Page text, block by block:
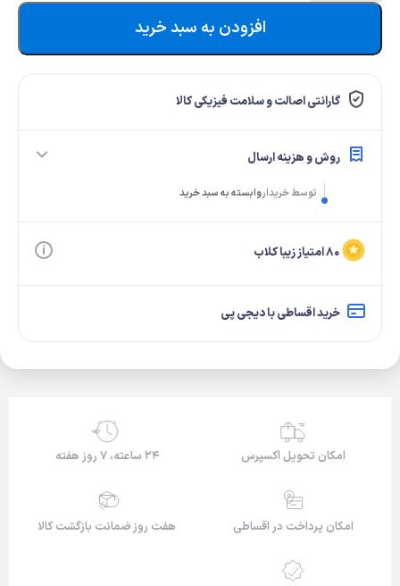
افزودن به سبد خرید
گارانتی اصالت و سلامت فیزیکی کالا
روش و هزینه ارسال
توسط خریداروابسته به سبد خرید
۸۰ امتیاز زیبا کلاب
خرید اقساطی با دیجی پی
امکان تحویل اکسپرس
24/7
۲۴ ساعته، ۷ روز هفته
امکان پرداخت در اقساطی هفت روز ضمانت بازگشت کالا